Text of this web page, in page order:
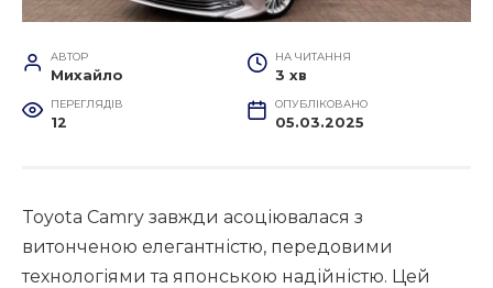
АВТОР
Михайло
НА ЧИТАННЯ
3 хв
ПЕРЕГЛЯДІВ
12
ОПУБЛІКОВАНО
05.03.2025
Toyota Camry завжди асоціювалася з
витонченою елегантністю, передовими
технологіями та японською надійністю. Цей